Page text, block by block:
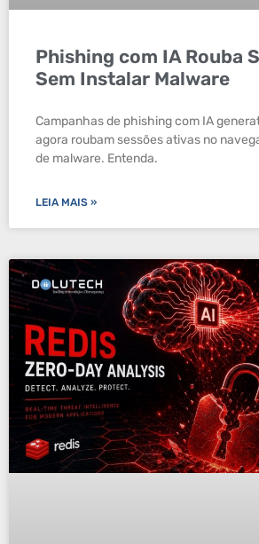
Phishing com IA Rouba
Sem Instalar Malware
Campanhas de phishing com IA
agora roubam sessões ativas no
de malware. Entenda.
LEIA MAIS »